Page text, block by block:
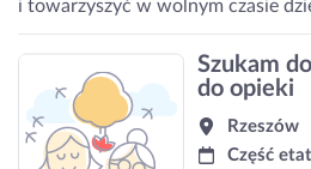
i towarzyszyć w wolnym czasie
Szukam
do opieki
Rzeszów
Część